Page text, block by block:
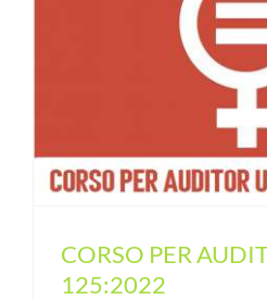
CORSO PER
125:2022